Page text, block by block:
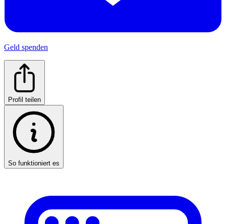
Geld spenden
Profil teilen
So funktioniert es